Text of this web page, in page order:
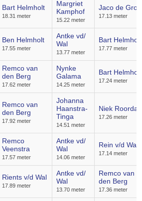
Bart Helmholt
18.31 meter
Margriet
Kamphof
15.22 meter
Jaco de
17.13 meter
Ben Helmholt
17.55 meter
Antke vd/
Wal
13.77 meter
Bart Helmholt
17.77 meter
Remco van
den Berg
17.62 meter
Nynke
Galama
14.25 meter
Bart Helmholt
17.24 meter
Remco van
den Berg
17.92 meter
Johanna
Haanstra-
Tinga
14.51 meter
Niek Roorda
17.26 meter
Remco
Veenstra
17.57 meter
Antke vd/
Wal
14.06 meter
Rein v/d Wal
17.14 meter
Rients v/d Wal
17.89 meter
Antke vd/
Wal
13.70 meter
Remco van
den Berg
17.36 meter